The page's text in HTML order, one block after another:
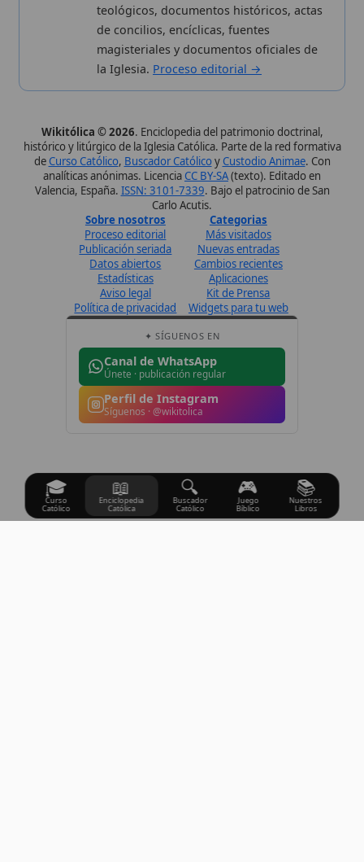
Canal de WhatsApp
Únete · publicación regular
Perfil de Instagram
Síguenos · @wikitolica